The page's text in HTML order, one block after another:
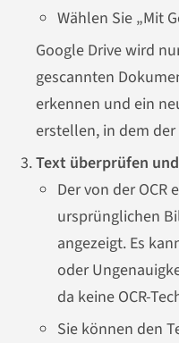
Wählen Sie „Mit
Google Drive wird
gescannten
erkennen und ein
erstellen, in dem
Text überprüfen
Der von der
ursprünglichen
angezeigt. Es
oder
da keine OCR-
Sie können den